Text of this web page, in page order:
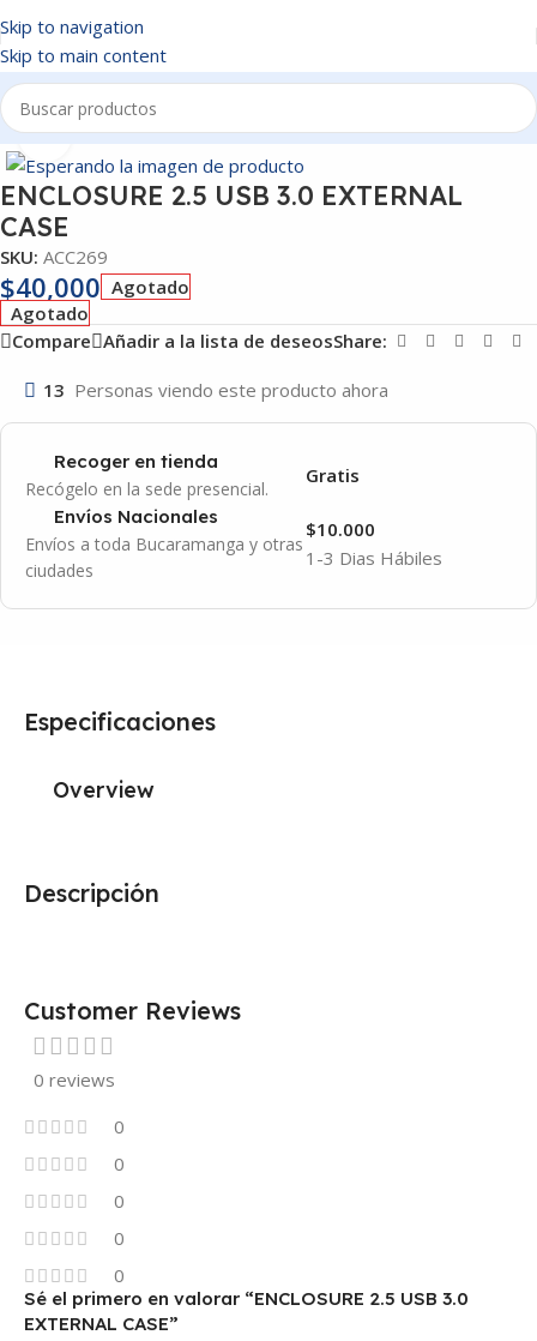
Skip to navigation
Skip to main content
Inicio/ACCESORIOS
Click to enlarge
ENCLOSURE 2.5 USB 3.0 EXTERNAL
CASE
SKU: ACC269
$40,000 Agotado
Agotado
Compare Añadir a la lista de deseosShare:
13 Personas viendo este producto ahora
Recoger en tienda
Recógelo en la sede presencial.
Gratis
Envíos Nacionales
Envíos a toda Bucaramanga y otras
ciudades
1-3 Dias Hábiles
$10.000
Descripción
Especificaciones
Overview
Customer Reviews
0 reviews
0
0
0
0
0
Sé el primero en valorar “ENCLOSURE 2.5 USB 3.0
EXTERNAL CASE”